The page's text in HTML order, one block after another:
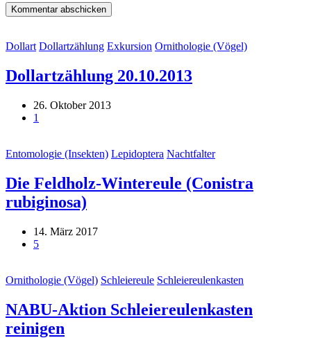
Dollart Dollartzählung Exkursion Ornithologie (Vögel)
Dollartzählung 20.10.2013
26. Oktober 2013
1
Entomologie (Insekten) Lepidoptera Nachtfalter
Die Feldholz-Wintereule (Conistra
rubiginosa)
14. März 2017
5
Ornithologie (Vögel) Schleiereule Schleiereulenkasten
NABU-Aktion Schleiereulenkasten
reinigen